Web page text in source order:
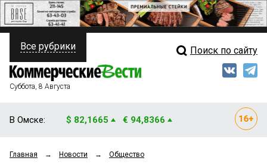
ПОЛИТИКА
ФИНАНСЫ
ОБЩЕСТВО
Свежий выпуск
Все рубрики Поиск по сайту
Суббота, 8 Августа
В Омске: $ 82,1665 € 94,8366
Главная → Новости → Общество